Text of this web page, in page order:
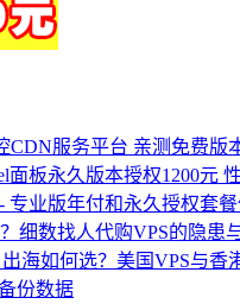
CDN服务平台 亲测免费版
面板永久版本授权1200元
专业版年付和永久授权套
细数找人代购VPS的隐患
海如何选？美国VPS与香
份数据